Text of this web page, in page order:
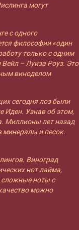
могут
с одного
философии «один
только с одним
– Луиза Роуз. Это
виноделом
сегодня лоз были
Иден. Узнав об этом,
Миллионы лет назад
минералы и песок.
Виноград
нот лайма,
сложные ноты с
можно